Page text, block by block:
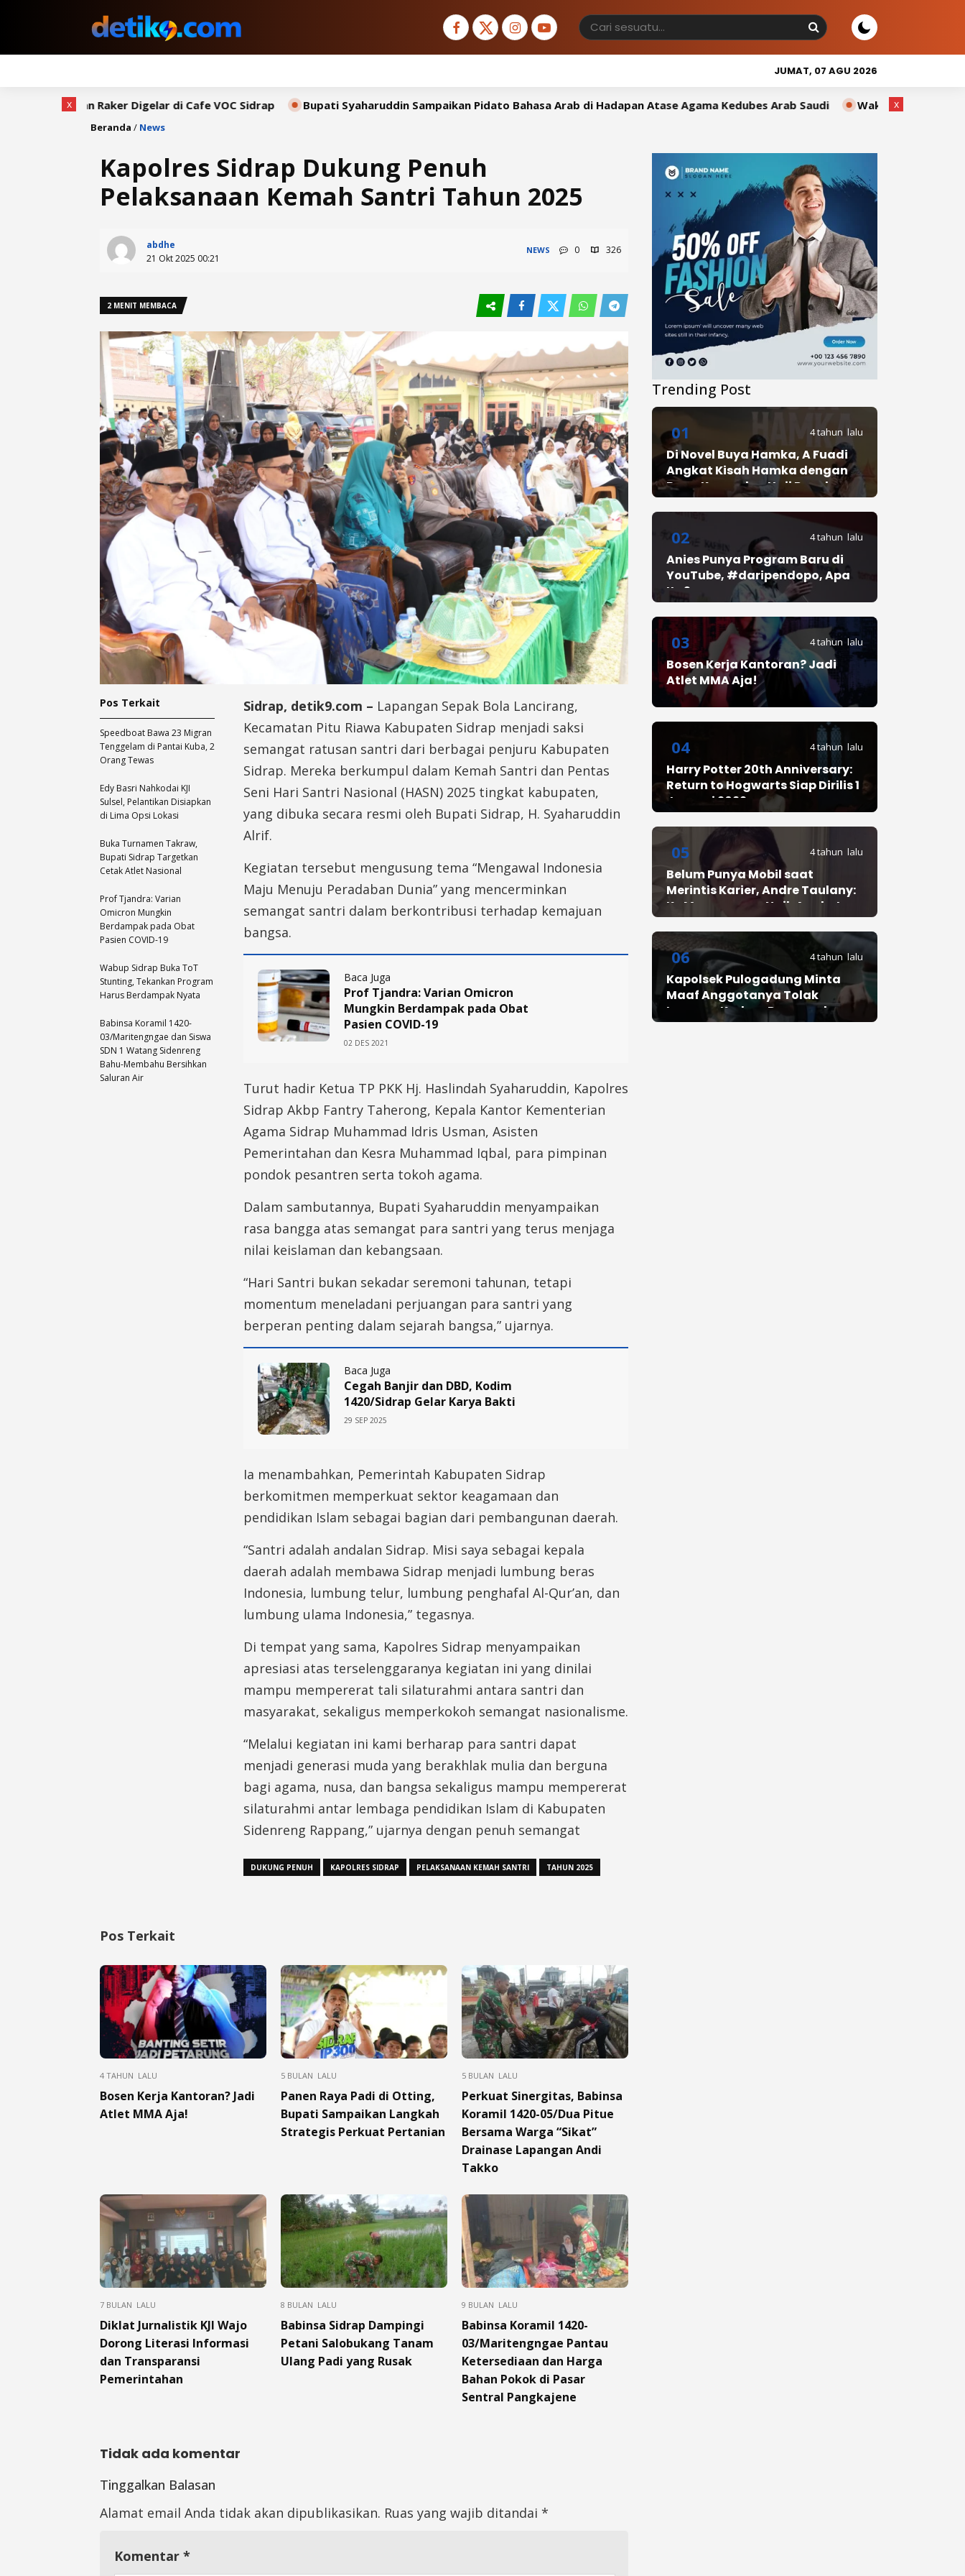
JUMAT, 07 AGU 2026
Digelar di Cafe VOC Sidrap Bupati Syaharuddin Sampaikan Pidato Bahasa Arab di Hadapan Atase Agama Kedubes Arab Saudi Wakil Bupati Sidrap Tutup Sidrap Cup
Beranda / News
Kapolres Sidrap Dukung Penuh
Pelaksanaan Kemah Santri Tahun 2025
abdhe
21 Okt 2025 00:21
NEWS 0 326
2 MENIT MEMBACA
Sidrap, detik9.com – Lapangan Sepak Bola Lancirang,
Kecamatan Pitu Riawa Kabupaten Sidrap menjadi saksi
semangat ratusan santri dari berbagai penjuru Kabupaten
Sidrap. Mereka berkumpul dalam Kemah Santri dan Pentas
Seni Hari Santri Nasional (HASN) 2025 tingkat kabupaten,
yang dibuka secara resmi oleh Bupati Sidrap, H. Syaharuddin
Alrif.
Kegiatan tersebut mengusung tema “Mengawal Indonesia
Maju Menuju Peradaban Dunia” yang mencerminkan
semangat santri dalam berkontribusi terhadap kemajuan
bangsa.
Baca Juga
Prof Tjandra: Varian Omicron
Mungkin Berdampak pada Obat
Pasien COVID-19
02 DES 2021
Turut hadir Ketua TP PKK Hj. Haslindah Syaharuddin, Kapolres
Sidrap Akbp Fantry Taherong, Kepala Kantor Kementerian
Agama Sidrap Muhammad Idris Usman, Asisten
Pemerintahan dan Kesra Muhammad Iqbal, para pimpinan
pondok pesantren serta tokoh agama.
Dalam sambutannya, Bupati Syaharuddin menyampaikan
rasa bangga atas semangat para santri yang terus menjaga
nilai keislaman dan kebangsaan.
“Hari Santri bukan sekadar seremoni tahunan, tetapi
momentum meneladani perjuangan para santri yang
berperan penting dalam sejarah bangsa,” ujarnya.
Baca Juga
Cegah Banjir dan DBD, Kodim
1420/Sidrap Gelar Karya Bakti
29 SEP 2025
Ia menambahkan, Pemerintah Kabupaten Sidrap
berkomitmen memperkuat sektor keagamaan dan
pendidikan Islam sebagai bagian dari pembangunan daerah.
“Santri adalah andalan Sidrap. Misi saya sebagai kepala
daerah adalah membawa Sidrap menjadi lumbung beras
Indonesia, lumbung telur, lumbung penghafal Al-Qur’an, dan
lumbung ulama Indonesia,” tegasnya.
Di tempat yang sama, Kapolres Sidrap menyampaikan
apresiasi atas terselenggaranya kegiatan ini yang dinilai
mampu mempererat tali silaturahmi antara santri dan
masyarakat, sekaligus memperkokoh semangat nasionalisme.
“Melalui kegiatan ini kami berharap para santri dapat
menjadi generasi muda yang berakhlak mulia dan berguna
bagi agama, nusa, dan bangsa sekaligus mampu mempererat
silaturahmi antar lembaga pendidikan Islam di Kabupaten
Sidenreng Rappang,” ujarnya dengan penuh semangat
DUKUNG PENUH KAPOLRES SIDRAP PELAKSANAAN KEMAH SANTRI TAHUN 2025
Pos Terkait
Speedboat Bawa 23 Migran
Tenggelam di Pantai Kuba, 2
Orang Tewas
Edy Basri Nahkodai KJI
Sulsel, Pelantikan Disiapkan
di Lima Opsi Lokasi
Buka Turnamen Takraw,
Bupati Sidrap Targetkan
Cetak Atlet Nasional
Prof Tjandra: Varian
Omicron Mungkin
Berdampak pada Obat
Pasien COVID-19
Wabup Sidrap Buka ToT
Stunting, Tekankan Program
Harus Berdampak Nyata
Babinsa Koramil 1420-
03/Maritengngae dan Siswa
SDN 1 Watang Sidenreng
Bahu-Membahu Bersihkan
Saluran Air
Pos Terkait
4 TAHUN LALU
Bosen Kerja Kantoran? Jadi
Atlet MMA Aja!
5 BULAN LALU
Panen Raya Padi di Otting,
Bupati Sampaikan Langkah
Strategis Perkuat Pertanian
5 BULAN LALU
Perkuat Sinergitas, Babinsa
Koramil 1420-05/Dua Pitue
Bersama Warga “Sikat”
Drainase Lapangan Andi
Takko
7 BULAN LALU
Diklat Jurnalistik KJI Wajo
Dorong Literasi Informasi
dan Transparansi
Pemerintahan
8 BULAN LALU
Babinsa Sidrap Dampingi
Petani Salobukang Tanam
Ulang Padi yang Rusak
9 BULAN LALU
Babinsa Koramil 1420-
03/Maritengngae Pantau
Ketersediaan dan Harga
Bahan Pokok di Pasar
Sentral Pangkajene
Tidak ada komentar
Tinggalkan Balasan
Alamat email Anda tidak akan dipublikasikan. Ruas yang wajib ditandai *
Komentar *
Trending Post
01 4 tahun lalu
Di Novel Buya Hamka, A Fuadi
Angkat Kisah Hamka dengan
Bung Karno dan Haji Rasul
02 4 tahun lalu
Anies Punya Program Baru di
YouTube, #daripendopo, Apa
Itu?
03 4 tahun lalu
Bosen Kerja Kantoran? Jadi
Atlet MMA Aja!
04 4 tahun lalu
Harry Potter 20th Anniversary:
Return to Hogwarts Siap Dirilis 1
Januari 2022
05 4 tahun lalu
Belum Punya Mobil saat
Merintis Karier, Andre Taulany:
Ke Mana-mana Naik Angkot
06 4 tahun lalu
Kapolsek Pulogadung Minta
Maaf Anggotanya Tolak
Laporan Korban Perampokan
x x